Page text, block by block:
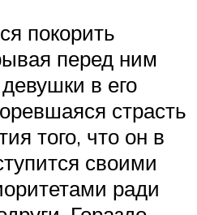
покорить
перед ним
в его
страсть
того, что он в
своими
ради